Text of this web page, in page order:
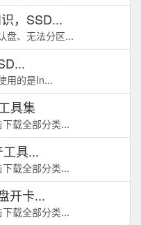
，SSD...
盘、无法分区...
用的是In...
具集
载全部分类...
具...
载全部分类...
开卡...
载全部分类...